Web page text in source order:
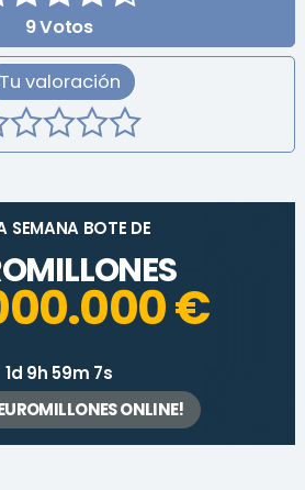
9Votos
Tu valoración
SEMANA BOTE DE
€
1d 9h 59m 7s
ONLINE!